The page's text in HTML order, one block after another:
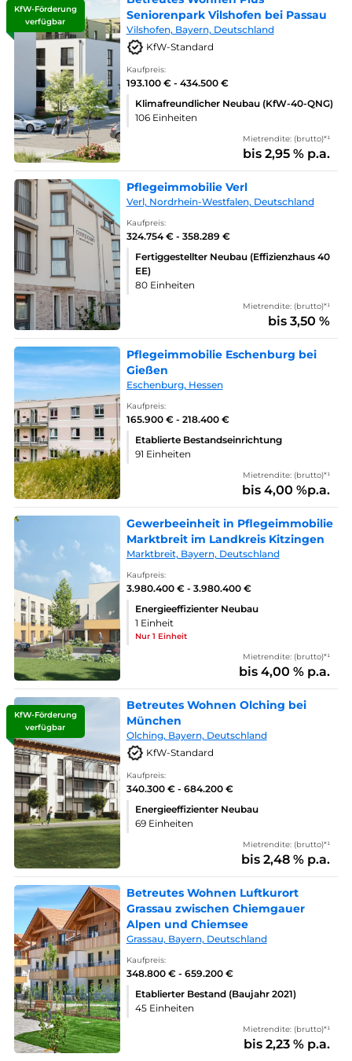
KfW-Förderung
verfügbar
Seniorenpark Vilshofen bei Passau
Vilshofen, Bayern, Deutschland
KfW-Standard
Kaufpreis:
193.100 € - 434.500 €
Klimafreundlicher Neubau (KfW-40-QNG)
106 Einheiten
Mietrendite: (brutto)*¹
bis 2,95 % p.a.
Pflegeimmobilie Verl
Verl, Nordrhein-Westfalen, Deutschland
Kaufpreis:
324.754 € - 358.289 €
Fertiggestellter Neubau (Effizienzhaus 40
EE)
80 Einheiten
Mietrendite: (brutto)*¹
bis 3,50 %
Pflegeimmobilie Eschenburg bei
Gießen
Eschenburg, Hessen
Kaufpreis:
165.900 € - 218.400 €
Etablierte Bestandseinrichtung
91 Einheiten
Mietrendite: (brutto)*¹
bis 4,00 %p.a.
Gewerbeeinheit in Pflegeimmobilie
Marktbreit im Landkreis Kitzingen
Marktbreit, Bayern, Deutschland
Kaufpreis:
3.980.400 € - 3.980.400 €
Energieeffizienter Neubau
1 Einheit
Nur 1 Einheit
Mietrendite: (brutto)*¹
bis 4,00 % p.a.
KfW-Förderung
verfügbar
Betreutes Wohnen Olching bei
München
Olching, Bayern, Deutschland
KfW-Standard
Kaufpreis:
340.300 € - 684.200 €
Energieeffizienter Neubau
69 Einheiten
Mietrendite: (brutto)*¹
bis 2,48 % p.a.
Betreutes Wohnen Luftkurort
Grassau zwischen Chiemgauer
Alpen und Chiemsee
Grassau, Bayern, Deutschland
Kaufpreis:
348.800 € - 659.200 €
Etablierter Bestand (Baujahr 2021)
45 Einheiten
Mietrendite: (brutto)*¹
bis 2,23 % p.a.